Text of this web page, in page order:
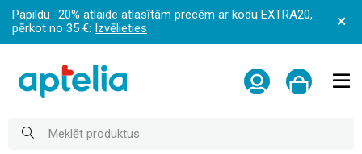
Papildu -20% atlaide atlasītām precēm ar kodu EXTRA20,
pērkot no 35 €: Izvēlieties